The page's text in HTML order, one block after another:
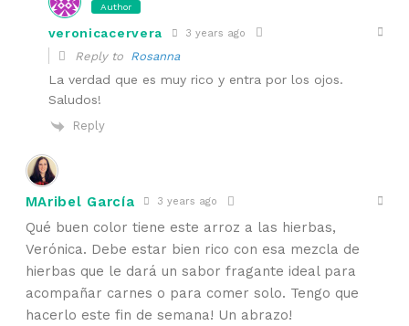
Author
veronicacervera 3 years ago
Reply to Rosanna
La verdad que es muy rico y entra por los ojos.
Saludos!
Reply
MAribel García 3 years ago
Qué buen color tiene este arroz a las hierbas,
Verónica. Debe estar bien rico con esa mezcla de
hierbas que le dará un sabor fragante ideal para
acompañar carnes o para comer solo. Tengo que
hacerlo este fin de semana! Un abrazo!